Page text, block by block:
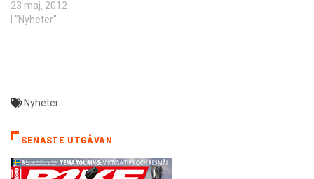
23 maj, 2012
I ”Nyheter”
Nyheter
SENASTE UTGÅVAN